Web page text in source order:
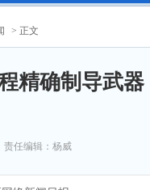
> 正文
精确制导武
责任编辑：杨威